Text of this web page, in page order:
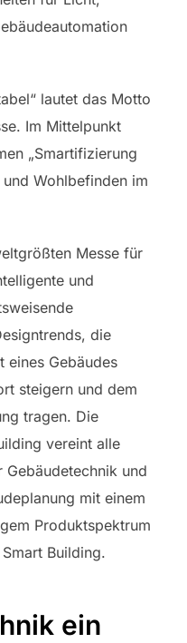
lautet das Motto
Im Mittelpunkt
„Smartifizierung
Wohlbefinden im
Messe für
und
die
eines Gebäudes
steigern und dem
tragen. Die
vereint alle
und
mit einem
Produktspektrum
Building.
ein